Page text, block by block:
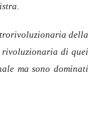
della
rivoluzionaria di quei
ma sono dominati